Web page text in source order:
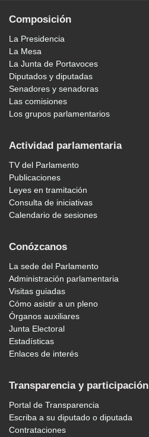
Composición
La Presidencia
La Mesa
La Junta de Portavoces
Diputados y diputadas
Senadores y senadoras
Las comisiones
Los grupos parlamentarios
Actividad parlamentaria
TV del Parlamento
Publicaciones
Leyes en tramitación
Consulta de iniciativas
Calendario de sesiones
Conózcanos
La sede del Parlamento
Administración parlamentaria
Visitas guiadas
Cómo asistir a un pleno
Órganos auxiliares
Junta Electoral
Estadísticas
Enlaces de interés
Transparencia y participación
Portal de Transparencia
Escriba a su diputado o diputada
Contrataciones